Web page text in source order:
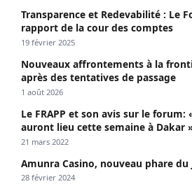
Transparence et Redevabilité : Le
rapport de la cour des comptes
19 février 2025
Nouveaux affrontements à la
après des tentatives de passage
1 août 2026
Le FRAPP et son avis sur le forum:
auront lieu cette semaine à Dakar
21 mars 2022
Amunra Casino, nouveau phare
28 février 2024